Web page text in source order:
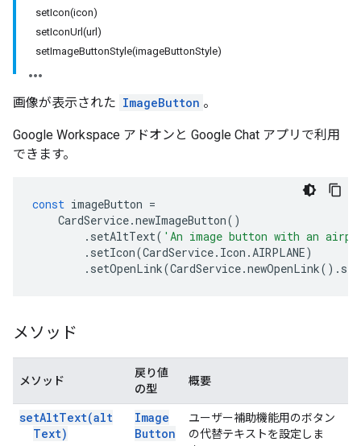
setIcon(icon)
setIconUrl(url)
setImageButtonStyle(imageButtonStyle)
画像が表示された ImageButton 。
Google Workspace アドオンと Google Chat アプリで利用
できます。
const imageButton =
CardService.newImageButton()
. setAltText( 'An image button with an
. setIcon(CardService. Icon .AIRPLANE)
. setOpenLink(CardService.newOpenLink().
メソッド
メソッド
戻り値
の型
概要
setAltText(alt
Text)
Image
Button
ユーザー補助機能用のボタン
の代替テキストを設定しま